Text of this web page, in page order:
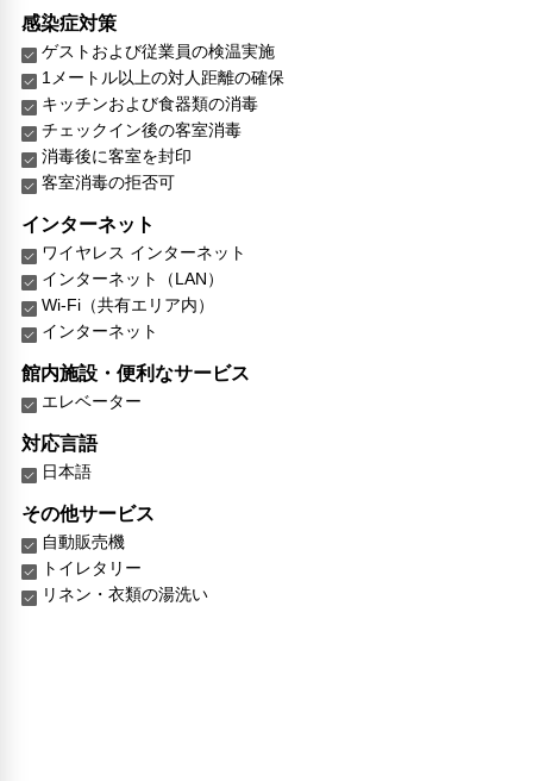
感染症対策
ゲストおよび従業員の検温実施
1メートル以上の対人距離の確保
キッチンおよび食器類の消毒
チェックイン後の客室消毒
消毒後に客室を封印
客室消毒の拒否可
インターネット
ワイヤレス インターネット
インターネット（LAN）
Wi-Fi（共有エリア内）
インターネット
館内施設・便利なサービス
エレベーター
対応言語
日本語
その他サービス
自動販売機
トイレタリー
リネン・衣類の湯洗い